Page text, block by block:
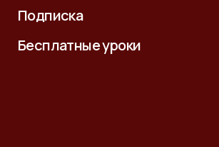
Подписка
Бесплатные уроки